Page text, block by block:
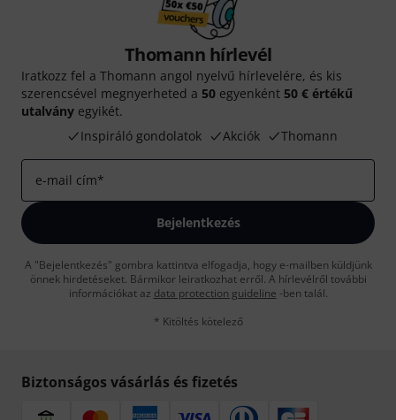
Thomann hírlevél
Iratkozz fel a Thomann angol nyelvű hírlevelére, és kis
szerencsével megnyerheted a 50 egyenként 50 € értékű
utalvány egyikét.
Inspiráló gondolatok
Akciók Thomann
e-mail cím*
Bejelentkezés
A "Bejelentkezés" gombra kattintva elfogadja, hogy e-mailben küldjünk
önnek hirdetéseket. Bármikor leiratkozhat erről. A hírlevélről további
információkat az data protection guideline -ben talál.
* Kitöltés kötelező
Biztonságos vásárlás és fizetés